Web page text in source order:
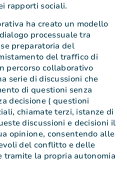
rapporti sociali.
ha creato un modello
processuale tra
preparatoria del
del traffico di
percorso collaborativo
serie di discussioni che
di questioni senza
decisione ( questioni
chiamate terzi, istanze di
discussioni e decisioni il
opinione, consentendo alle
del conflitto e delle
tramite la propria autonomia